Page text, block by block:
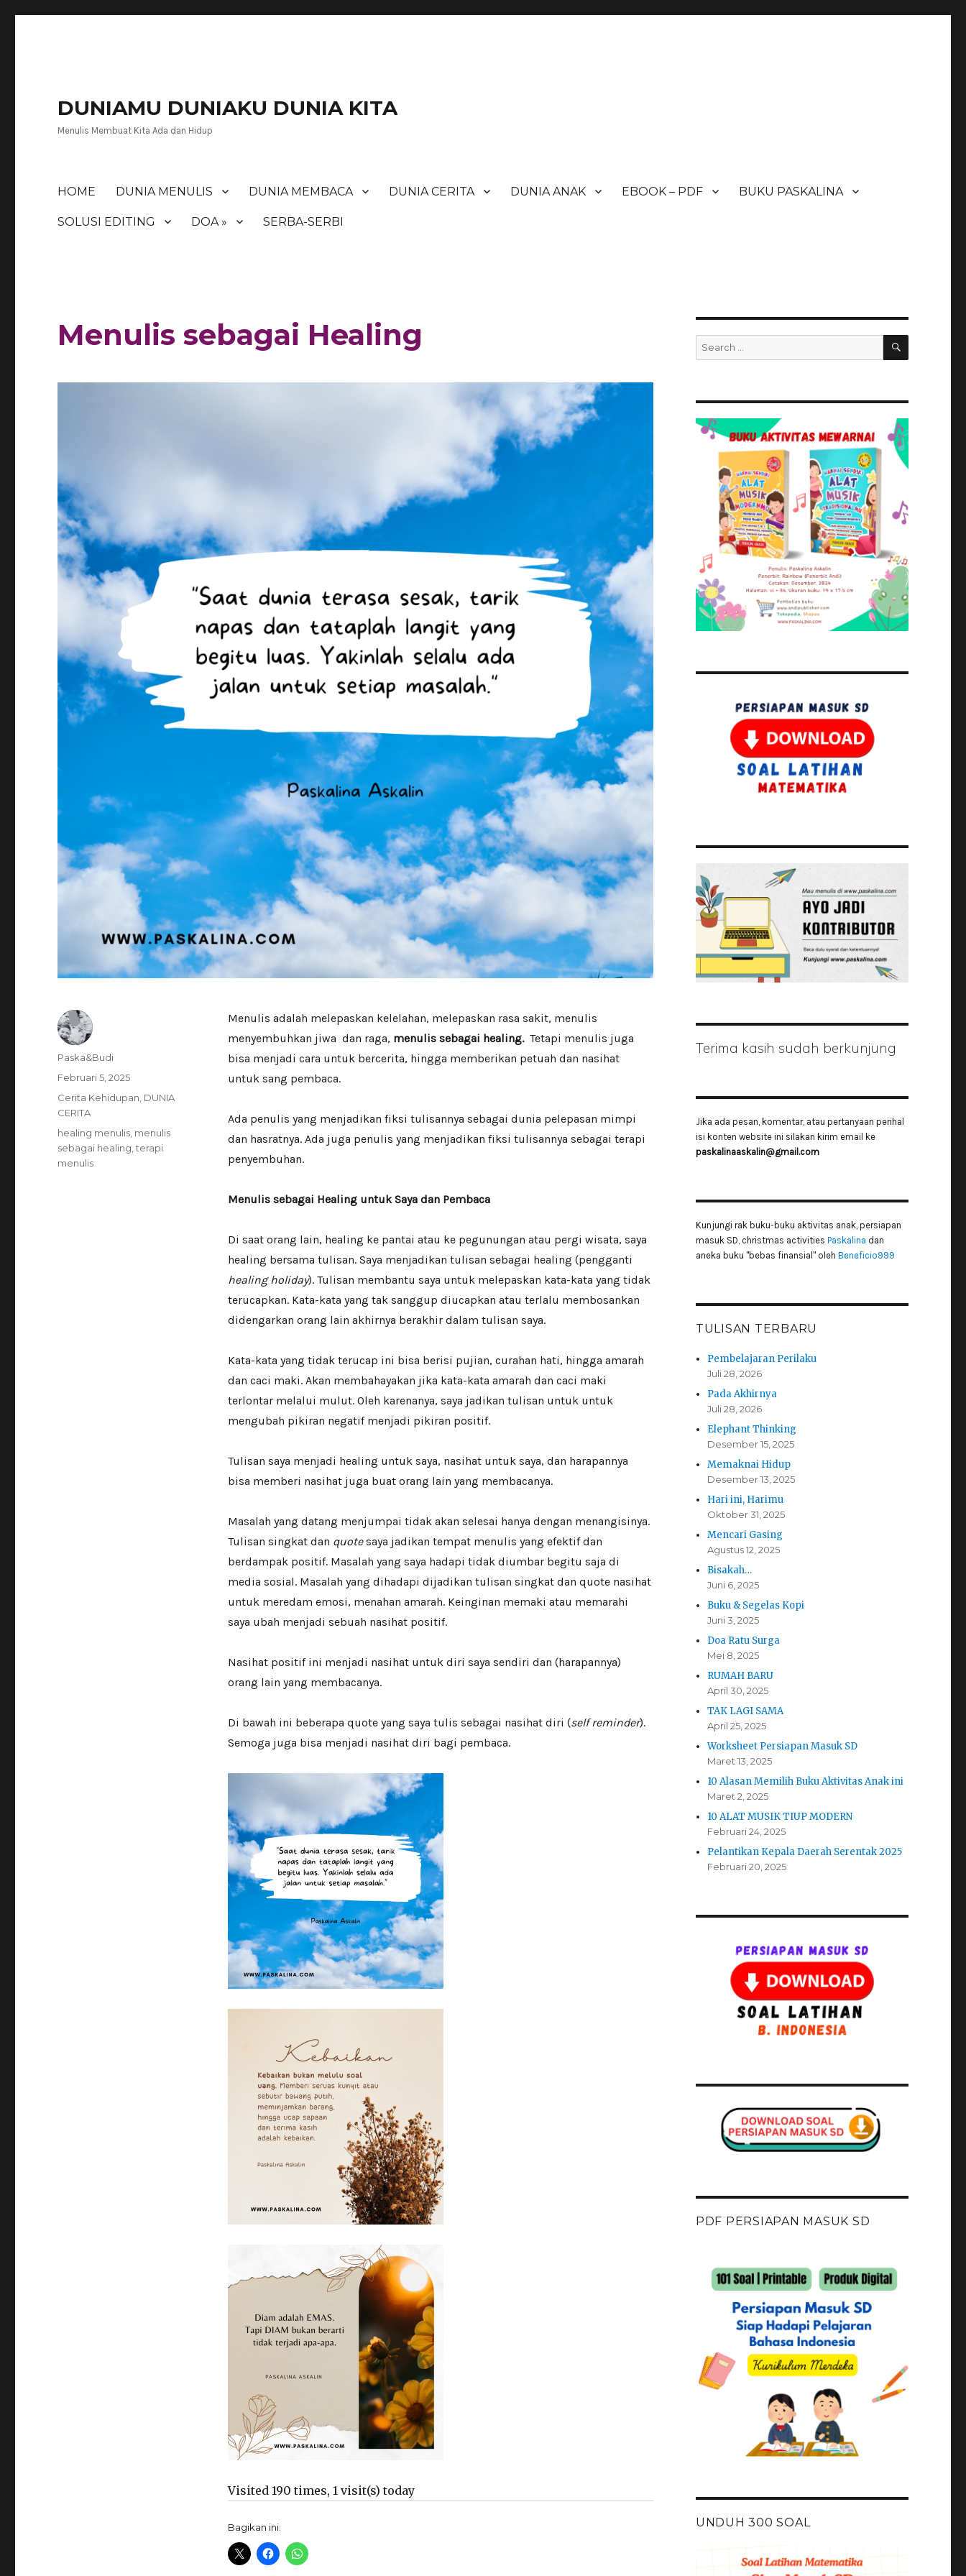
DUNIAMU DUNIAKU DUNIA KITA
Menulis Membuat Kita Ada dan Hidup
HOME DUNIA MENULIS DUNIA MEMBACA DUNIA CERITA DUNIA ANAK EBOOK – PDF BUKU PASKALINA
SOLUSI EDITING DOA » SERBA-SERBI
Menulis sebagai Healing
Menulis adalah melepaskan kelelahan, melepaskan rasa sakit, menulis
menyembuhkan jiwa dan raga, menulis sebagai healing. Tetapi menulis juga
bisa menjadi cara untuk bercerita, hingga memberikan petuah dan nasihat
untuk sang pembaca.
Ada penulis yang menjadikan fiksi tulisannya sebagai dunia pelepasan mimpi
dan hasratnya. Ada juga penulis yang menjadikan fiksi tulisannya sebagai terapi
penyembuhan.
Menulis sebagai Healing untuk Saya dan Pembaca
Di saat orang lain, healing ke pantai atau ke pegunungan atau pergi wisata, saya
healing bersama tulisan. Saya menjadikan tulisan sebagai healing (pengganti
healing holiday). Tulisan membantu saya untuk melepaskan kata-kata yang tidak
terucapkan. Kata-kata yang tak sanggup diucapkan atau terlalu membosankan
didengarkan orang lain akhirnya berakhir dalam tulisan saya.
Kata-kata yang tidak terucap ini bisa berisi pujian, curahan hati, hingga amarah
dan caci maki. Akan membahayakan jika kata-kata amarah dan caci maki
terlontar melalui mulut. Oleh karenanya, saya jadikan tulisan untuk untuk
mengubah pikiran negatif menjadi pikiran positif.
Tulisan saya menjadi healing untuk saya, nasihat untuk saya, dan harapannya
bisa memberi nasihat juga buat orang lain yang membacanya.
Masalah yang datang menjumpai tidak akan selesai hanya dengan menangisinya.
Tulisan singkat dan quotesaya jadikan tempat menulis yang efektif dan
berdampak positif. Masalah yang saya hadapi tidak diumbar begitu saja di
media sosial. Masalah yang dihadapi dijadikan tulisan singkat dan quote nasihat
untuk meredam emosi, menahan amarah. Keinginan memaki atau memarahi
saya ubah menjadi sebuah nasihat positif.
Nasihat positif ini menjadi nasihat untuk diri saya sendiri dan (harapannya)
orang lain yang membacanya.
Di bawah ini beberapa quote yang saya tulis sebagai nasihat diri (self reminder).
Semoga juga bisa menjadi nasihat diri bagi pembaca.
Visited 190 times, 1 visit(s) today
Bagikan ini:
Author
Paska&Budi
Posted
Februari 5, 2025
Categories
Cerita Kehidupan DUNIA
CERITA
Tags
healing menulis menulis
sebagai healing ,terapi
menulis
Search
for:
SEARCH
Terima kasih sudah berkunjung
Jika ada pesan, komentar, atau pertanyaan perihal
isi konten website ini silakan kirim email ke
paskalinaaskalin@gmail.com
Kunjungi rak buku-buku aktivitas anak, persiapan
masuk SD, christmas activities Paskalina dan
aneka buku "bebas finansial" oleh Beneficio999
TULISAN TERBARU
Pembelajaran Perilaku
Juli 28, 2026
Pada Akhirnya
Juli 28, 2026
Elephant Thinking
Desember 15, 2025
Memaknai Hidup
Desember 13, 2025
Hari ini, Harimu
Oktober 31, 2025
Mencari Gasing
Agustus 12, 2025
Bisakah…
Juni 6, 2025
Buku & Segelas Kopi
Juni 3, 2025
Doa Ratu Surga
Mei 8, 2025
RUMAH BARU
April 30, 2025
TAK LAGI SAMA
April 25, 2025
Worksheet Persiapan Masuk SD
Maret 13, 2025
10 Alasan Memilih Buku Aktivitas Anak ini
Maret 2, 2025
10 ALAT MUSIK TIUP MODERN
Februari 24, 2025
Pelantikan Kepala Daerah Serentak 2025
Februari 20, 2025
PDF PERSIAPAN MASUK SD
UNDUH 300 SOAL